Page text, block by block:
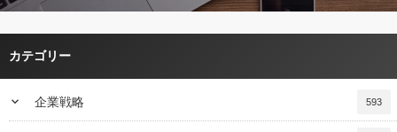
カテゴリー
keyboard_arrow_down 企業戦略 593